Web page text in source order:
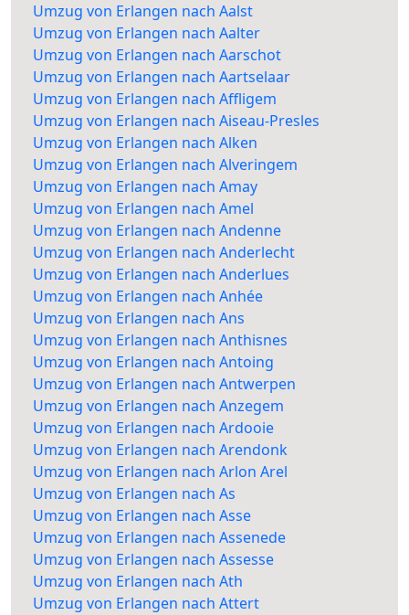
Umzug von Erlangen nach Aalst
Umzug von Erlangen nach Aalter
Umzug von Erlangen nach Aarschot
Umzug von Erlangen nach Aartselaar
Umzug von Erlangen nach Affligem
Umzug von Erlangen nach Aiseau-Presles
Umzug von Erlangen nach Alken
Umzug von Erlangen nach Alveringem
Umzug von Erlangen nach Amay
Umzug von Erlangen nach Amel
Umzug von Erlangen nach Andenne
Umzug von Erlangen nach Anderlecht
Umzug von Erlangen nach Anderlues
Umzug von Erlangen nach Anhée
Umzug von Erlangen nach Ans
Umzug von Erlangen nach Anthisnes
Umzug von Erlangen nach Antoing
Umzug von Erlangen nach Antwerpen
Umzug von Erlangen nach Anzegem
Umzug von Erlangen nach Ardooie
Umzug von Erlangen nach Arendonk
Umzug von Erlangen nach Arlon Arel
Umzug von Erlangen nach As
Umzug von Erlangen nach Asse
Umzug von Erlangen nach Assenede
Umzug von Erlangen nach Assesse
Umzug von Erlangen nach Ath
Umzug von Erlangen nach Attert